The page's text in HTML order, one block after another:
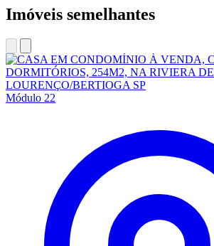
Imóveis semelhantes
Módulo 22